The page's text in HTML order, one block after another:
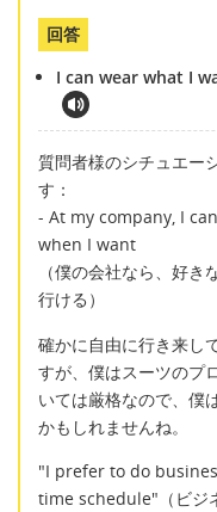
回答
I can wear what I
質問者様のシチュエー
す：
- At my company, I
when I want
（僕の会社なら、好
行ける）
確かに自由に行き来し
すが、僕はスーツのプ
いては厳格なので、僕
かもしれませんね。
"I prefer to do
time schedule"（ビジ